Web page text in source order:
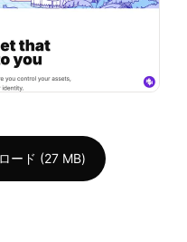
ード (27 MB)